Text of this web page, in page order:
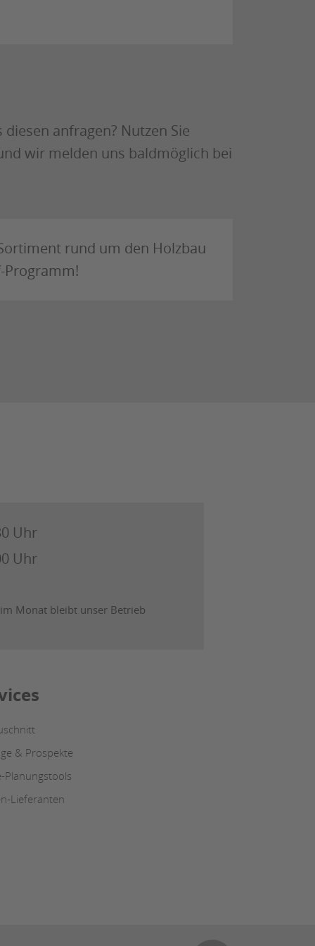
anfragen? Nutzen Sie
wir melden uns baldmöglich bei
rund um den Holzbau
Programm!
Uhr
Uhr
Monat bleibt unser Betrieb
& Prospekte
Planungstools
Lieferanten